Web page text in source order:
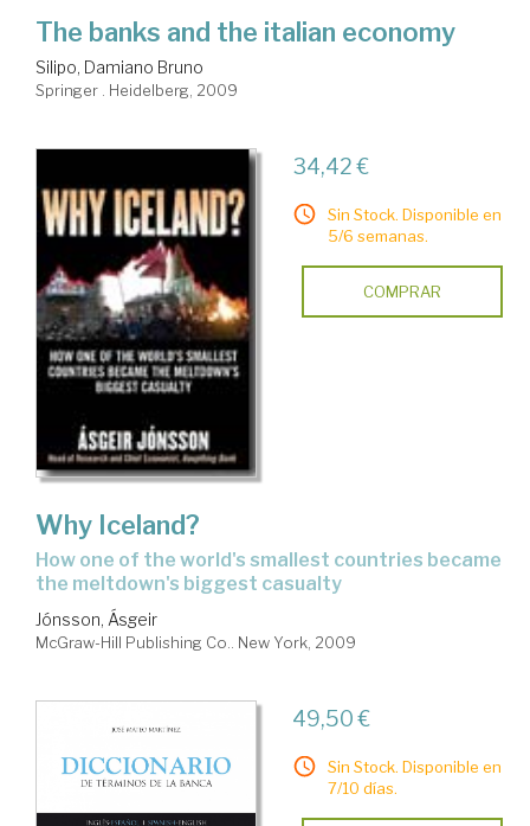
The banks and the italian economy
Silipo, Damiano Bruno
Springer . Heidelberg, 2009
34,42 €
Sin Stock. Disponible en
5/6 semanas.
COMPRAR
Why Iceland?
how one of the world's smallest countries became
the meltdown's biggest casualty
Jónsson, Ásgeir
McGraw-Hill Publishing Co.. New York, 2009
49,50 €
Sin Stock. Disponible en
7/10 días.